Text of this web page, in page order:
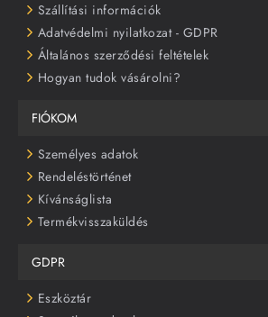
Szállítási információk
Adatvédelmi nyilatkozat - GDPR
Általános szerződési feltételek
Hogyan tudok vásárolni?
FIÓKOM
Személyes adatok
Rendeléstörténet
Kívánságlista
Termékvisszaküldés
GDPR
Eszköztár